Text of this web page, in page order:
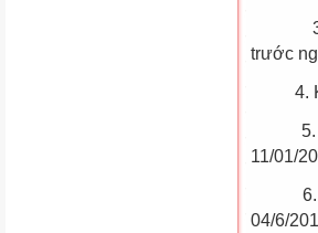
3. Kết
trước
4. Kết
5. Thi
11/01/
6. Thi
04/6/